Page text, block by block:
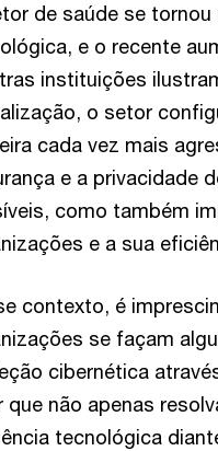
de saúde se tornou
e o recente
instituições
o setor
cada vez mais
e a privacidade
como também
e a sua
contexto, é
se façam
cibernética
que não apenas
tecnológica